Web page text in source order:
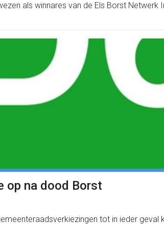
als winnares van de Els Borst Netwerk
op na dood Borst
tot in ieder